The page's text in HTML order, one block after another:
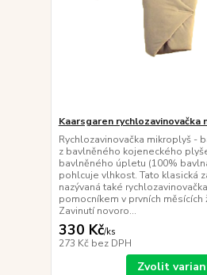
Kaarsgaren rychlozavinovačka
Rychlozavinovačka mikroplyš -
z bavlněného kojeneckého
bavlněného úpletu (100%
pohlcuje vlhkost. Tato klasická
nazývaná také
pomocníkem v prvních měsících
Zavinutí novoro...
330 Kč/ks
273 Kč bez DPH
Zvolit